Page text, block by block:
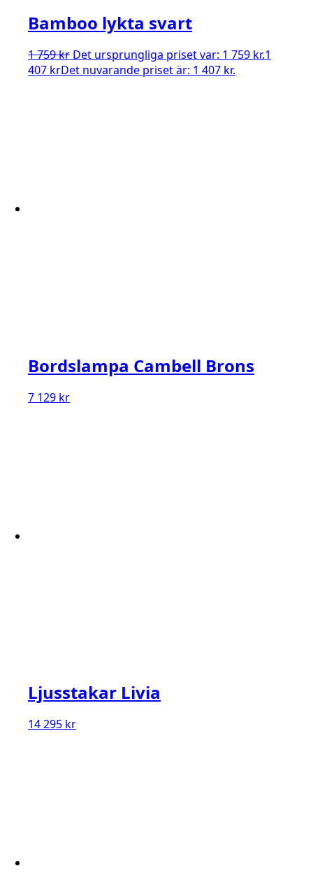
Bamboo lykta svart
1 759kr Det ursprungliga priset var: 1 759 kr.1
407 krDet nuvarande priset är: 1 407 kr.
Bordslampa Cambell Brons
7 129 kr
Ljusstakar Livia
14 295 kr